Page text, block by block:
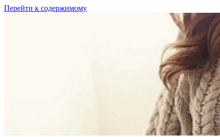
Перейти к содержимому